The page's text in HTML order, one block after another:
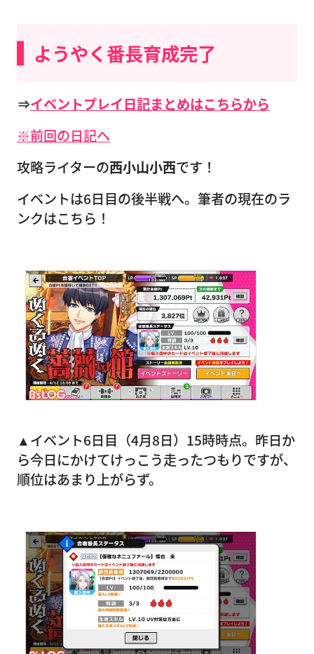
ようやく番長育成完了
⇒イベントプレイ日記まとめはこちらから
※前回の日記へ
攻略ライターの西小山小西です！
イベントは6日目の後半戦へ。筆者の現在のラ
ンクはこちら！
▲イベント6日目（4月8日）15時時点。昨日か
ら今日にかけてけっこう走ったつもりですが、
順位はあまり上がらず。